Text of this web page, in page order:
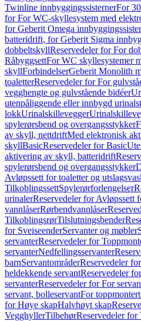
Twinline innbyggingssisternerFor
for For WC-skyllesystem med
for Geberit Omega
batteridrift, for Geberit Sigma
dobbeltskyllReservedeler for For
RåbyggsettFor WC skyllesystemer
skyllForbindelserGeberit Monolith
toaletterReservedeler for For
vegghengte og gulvstående bidéer
utenpåliggende eller innbygd
lokkUrinalskillevegger
spylerørsbend og overgangsstykker
av skyll, nettdriftMed elektronisk
skyllBasicReservedeler for Basic
aktivering av skyll, batteridrift
spylerørsbend og overgangsstykker
Avløpssett for toaletter og
TilkoblingssettSpylerørforlengelser
urinalerReservedeler for Avløpssett
vannlåserRørbendvannlåser
TilkoblingsrørTilslutningsbender
for SveiseenderServanter og møbler
servanterReservedeler for
servanterNedfellingsservanter
barnServantområderReservedeler
heldekkende servantReservedeler
servanterReservedeler for For
servant, bolleservantFor
for Høye skapHalvhøyt skap
VegghyllerTilbehørReservedeler for